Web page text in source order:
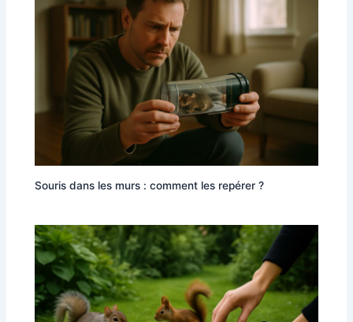
Souris dans les murs : comment les repérer ?